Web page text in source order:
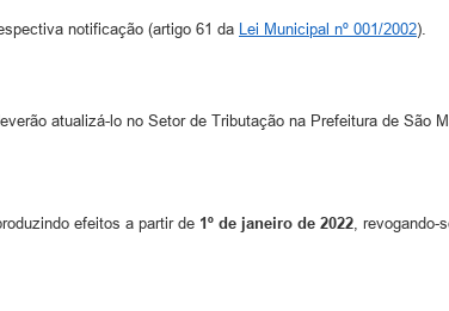
notificação (artigo 61 da Lei Municipal nº 001/2002).
atualizá-lo no Setor de Tributação na Prefeitura de São
efeitos a partir de 1º de janeiro de 2022, revogando-